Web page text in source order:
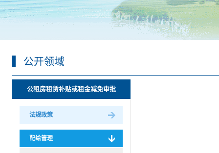
公开领域
公租房租赁补贴或租金减免审批
法规政策
配给管理